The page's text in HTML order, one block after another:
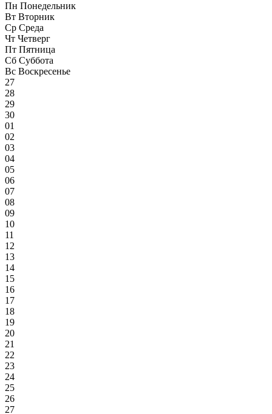
Пн Понедельник
Вт Вторник
Ср Среда
Чт Четверг
Пт Пятница
Сб Суббота
Вс Воскресенье
27
28
29
30
01
02
03
04
05
06
07
08
09
10
11
12
13
14
15
16
17
18
19
20
21
22
23
24
25
26
27